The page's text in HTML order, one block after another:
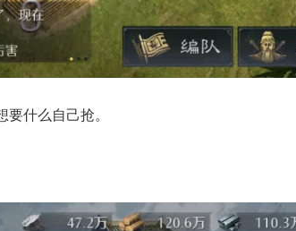
什么自己抢。